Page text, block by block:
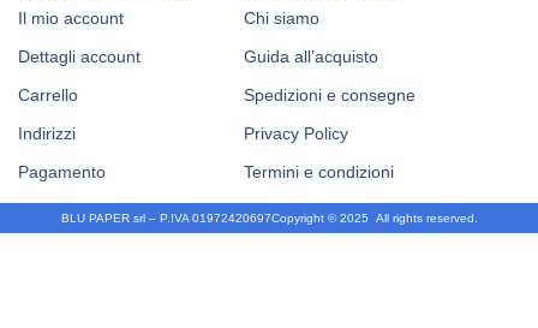
Chi siamo
Guida all’acquisto
Spedizioni e consegne
Privacy Policy
Termini e condizioni
Il mio account
Dettagli account
Carrello
Indirizzi
Pagamento
Copyright © 2025. All rights reserved.
BLU PAPER srl – P.IVA 01972420697